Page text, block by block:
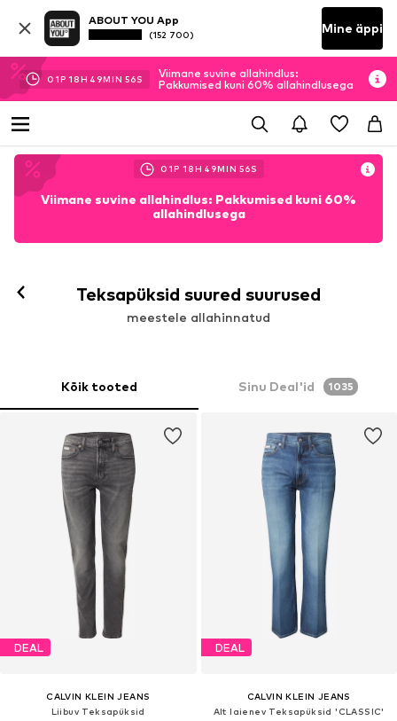
ABOUT YOU App
(152 700) Mine äppi
01P 18H 49MIN 55S
Viimane suvine allahindlus:
Pakkumised kuni 60% allahindlusega
01P 18H 49MIN 55S
Viimane suvine allahindlus: Pakkumised kuni 60%
allahindlusega
Teksapüksid suured suurused
meestele allahinnatud
Kõik tooted Sinu Deal'id 1035
DEAL
CALVIN KLEIN JEANS
Liibuv Teksapüksid
DEAL
CALVIN KLEIN JEANS
Alt laienev Teksapüksid 'CLASSIC'